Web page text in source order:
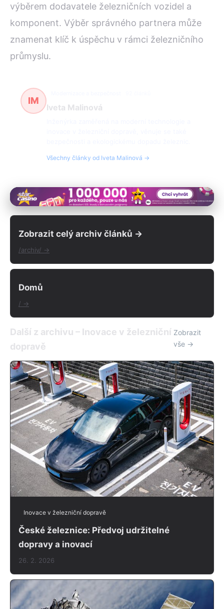
výběrem dodavatele železničních vozidel a
komponent. Výběr správného partnera může
znamenat klíč k úspěchu v rámci železničního
průmyslu.
IM
Iveta Malinová
Všechny články od Iveta Malinová →
Zobrazit celý archiv článků →
/archiv/ →
Domů
/ →
Další z archivu – Inovace v železniční
dopravě
Zobrazit
vše →
Inovace v železniční dopravě
České železnice: Předvoj udržitelné
dopravy a inovací
26. 2. 2026